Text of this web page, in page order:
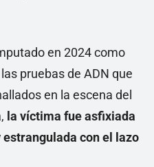
en 2024 como
pruebas de ADN que
en la escena del
la víctima fue asfixiada
con el lazo